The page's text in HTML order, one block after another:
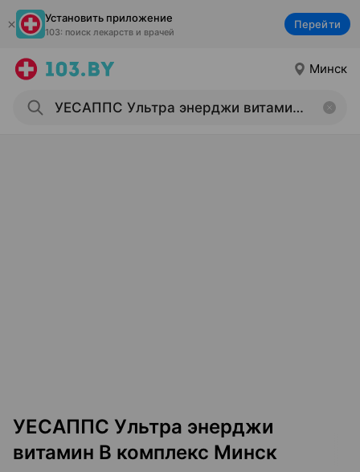
Установить приложение
103: поиск лекарств и врачей
Перейти
Минск
УЕСАППС Ультра энерджи
витамин В комплекс Минск